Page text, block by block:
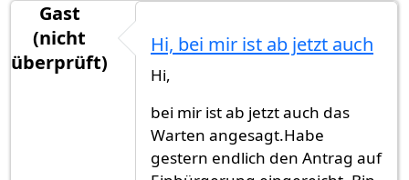
Gast
(nicht
überprüft)
Hi, bei mir ist ab jetzt auch
Hi,
bei mir ist ab jetzt auch das
Warten angesagt.Habe
gestern endlich den Antrag auf